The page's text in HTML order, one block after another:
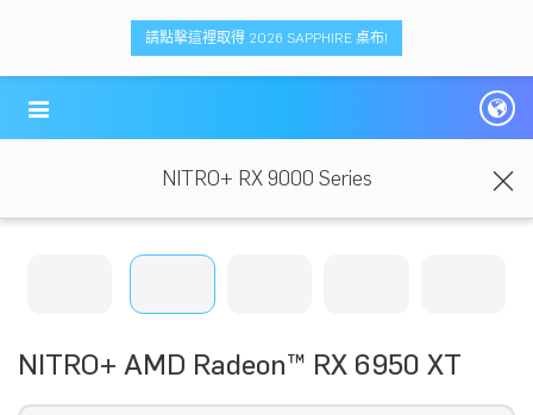
請點擊這裡取得 2026 SAPPHIRE 桌布!
NITRO+ RX 9000 Series
NITRO+ AMD Radeon™ RX 6950 XT